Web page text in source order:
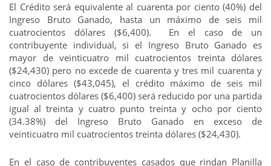
El Crédito será equivalente al cuarenta por ciento (40%) del
Ingreso Bruto Ganado, hasta un máximo de seis mil
cuatrocientos dólares ($6,400). En el caso de un
contribuyente individual, si el Ingreso Bruto Ganado es
mayor de veinticuatro mil cuatrocientos treinta dólares
($24,430) pero no excede de cuarenta y tres mil cuarenta y
cinco dólares ($43,045), el crédito máximo de seis mil
cuatrocientos dólares ($6,400) será reducido por una partida
igual al treinta y cuatro punto treinta y ocho por ciento
(34.38%) del Ingreso Bruto Ganado en exceso de
veinticuatro mil cuatrocientos treinta dólares ($24,430).
En el caso de contribuyentes casados que rindan Planilla